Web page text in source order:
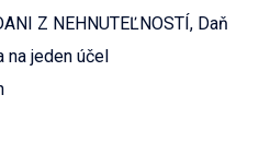
Z NEHNUTEĽNOSTÍ, Daň
na jeden účel